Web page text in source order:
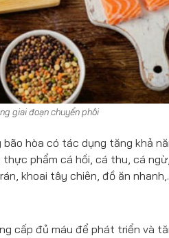
giai đoạn chuyển phôi
hòa có tác dụng tăng khả
phẩm cá hồi, cá thu, cá
khoai tây chiên, đồ ăn
cấp đủ máu để phát triển và